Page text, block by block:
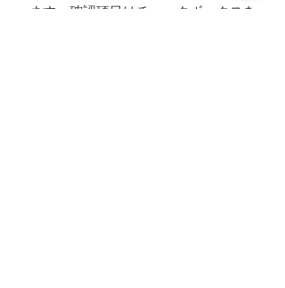
ます。確認項目はチェックボックスを